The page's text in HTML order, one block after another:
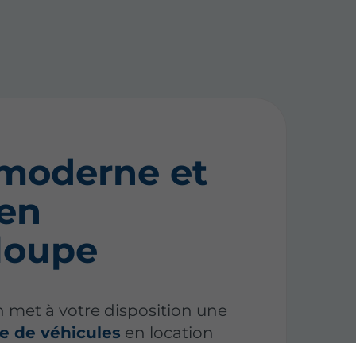
et
met à votre disposition une
de véhicules en location